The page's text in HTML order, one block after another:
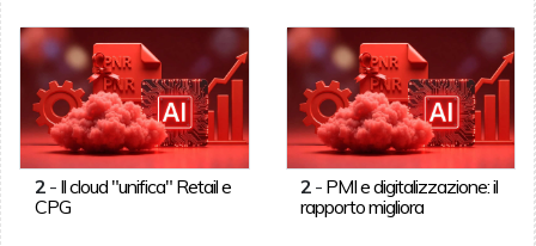
2- Il cloud "unifica" Retail e
CPG
2 - PMI e digitalizzazione: il
rapporto migliora